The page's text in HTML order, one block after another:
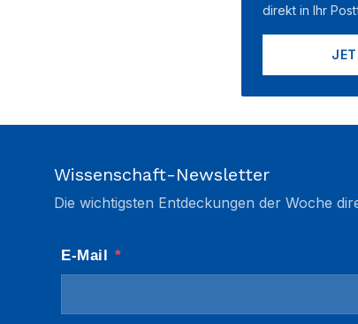
direkt in Ihr
Wissenschaft-Newsletter
Die wichtigsten Entdeckungen der Woche